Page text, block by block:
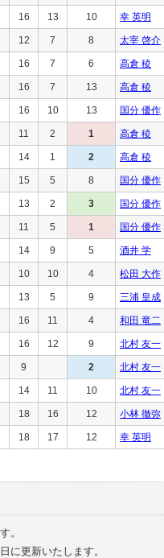
16 13 10 幸 英明
12 7 8 太宰 啓介
16 7 6 高倉 稜
16 7 13 高倉 稜
16 10 13 国分 優作
11 2 1 高倉 稜
14 1 2 高倉 稜
15 5 8 国分 優作
13 2 3 国分 優作
11 5 1 国分 優作
14 9 5 酒井 学
10 10 4 松田 大作
13 5 9 三浦 皇成
16 11 4 和田 竜二
16 12 9 北村 友一
9 2 北村 友一
14 11 10 北村 友一
18 16 12 小林 徹弥
18 17 12 幸 英明
。
に更新いたします。